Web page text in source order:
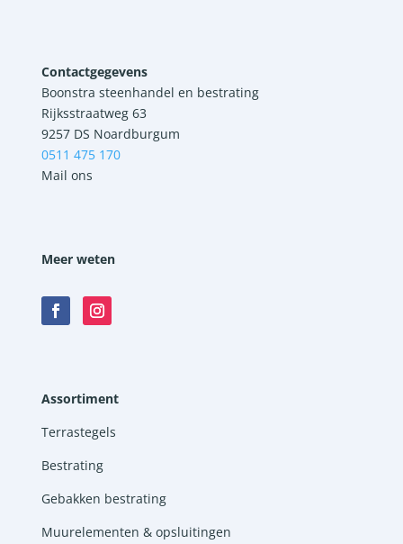
Contactgegevens
Boonstra steenhandel en bestrating
Rijksstraatweg 63
9257 DS Noardburgum
0511 475 170
Mail ons
Meer weten
Assortiment
Terrastegels
Bestrating
Gebakken bestrating
Muurelementen & opsluitingen